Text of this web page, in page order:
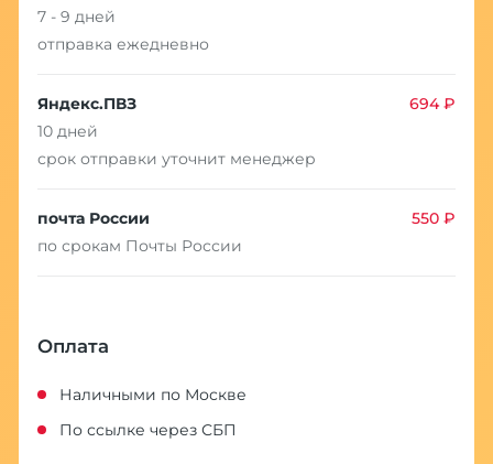
7 - 9 дней
отправка ежедневно
Яндекс.ПВЗ
694 ₽
10 дней
срок отправки уточнит менеджер
почта России
550 ₽
по срокам Почты России
Оплата
Наличными по Москве
По ссылке через СБП